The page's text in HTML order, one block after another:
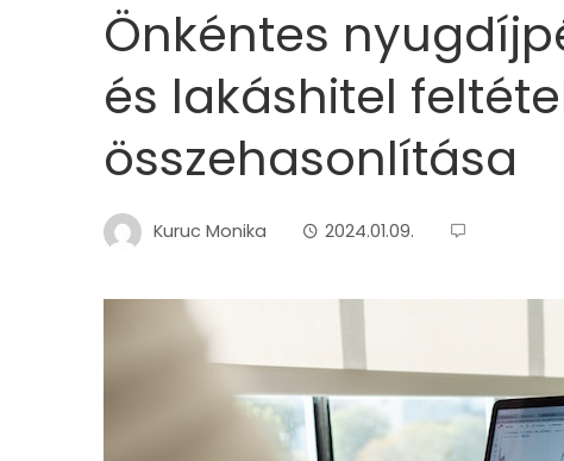
Önkéntes
és lakáshitel
összehasonlítása
Kuruc Monika 2024.01.09.